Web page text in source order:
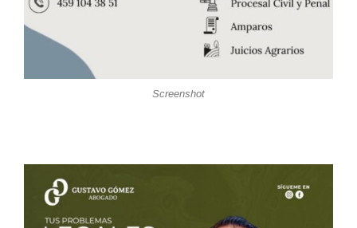
Screenshot